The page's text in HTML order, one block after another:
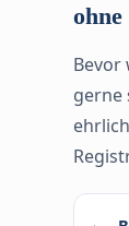
Bevor
gerne